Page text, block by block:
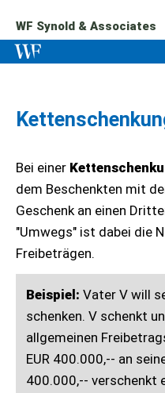
WF Synold & Associates
Bei einer
dem Beschenkten mit
Geschenk an einen
"Umwegs" ist dabei die
Freibeträgen.
Beispiel: Vater V will
schenken. V schenkt
allgemeinen
EUR 400.000,-- an
400.000,-- verschenkt